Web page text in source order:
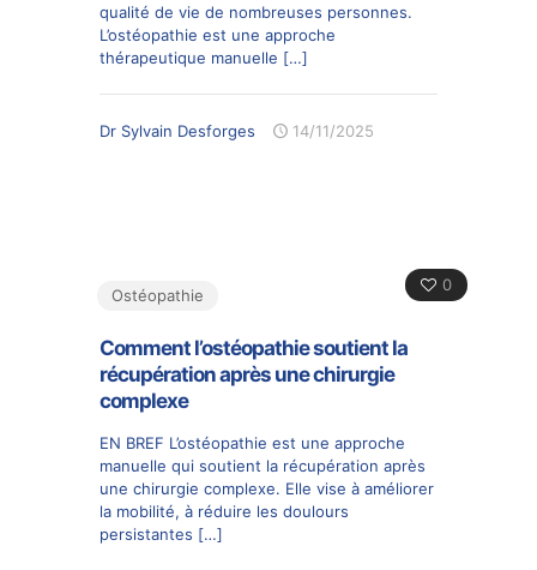
qualité de vie de nombreuses personnes.
L’ostéopathie est une approche
thérapeutique manuelle […]
Dr Sylvain Desforges 14/11/2025
0
Ostéopathie
Comment l’ostéopathie soutient la
récupération après une chirurgie
complexe
EN BREF L’ostéopathie est une approche
manuelle qui soutient la récupération après
une chirurgie complexe. Elle vise à améliorer
la mobilité, à réduire les doulours
persistantes […]